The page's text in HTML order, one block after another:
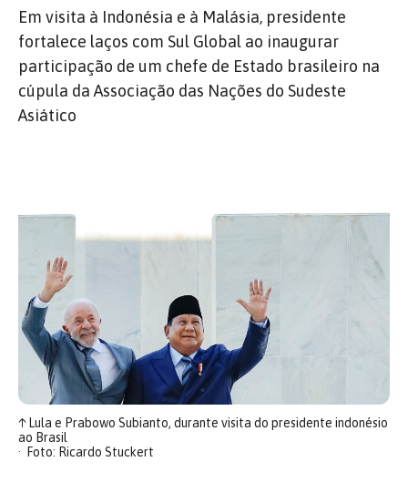
Em visita à Indonésia e à Malásia, presidente
fortalece laços com Sul Global ao inaugurar
participação de um chefe de Estado brasileiro na
cúpula da Associação das Nações do Sudeste
Asiático
↑Lula e Prabowo Subianto, durante visita do presidente indonésio
ao Brasil
Foto: Ricardo Stuckert